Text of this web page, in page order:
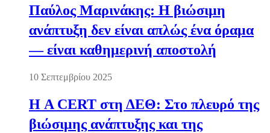
Παύλος Μαρινάκης: Η βιώσιμη
ανάπτυξη δεν είναι απλώς ένα όραμα
— είναι καθημερινή αποστολή
10 Σεπτεμβρίου 2025
Η A CERT στη ΔΕΘ: Στο πλευρό της
βιώσιμης ανάπτυξης και της